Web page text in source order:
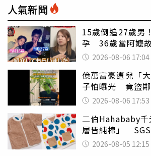
人氣新聞
15歲倒追27歲男
孕 36歲當阿嬤
2026-08-06 17:04
億萬富豪遭兒「
子怕曝光 竟盜鄰
戶 2026-08-06 17:53
二伯Hahababy
層皆純棉」
100%聚酯纖維
2026-08-05 12:15